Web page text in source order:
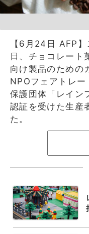
【6月24日 AFP
日、チョコレート
向け製品のための
NPOフェアトレ
保護団体「レイン
認証を受けた生産
た。